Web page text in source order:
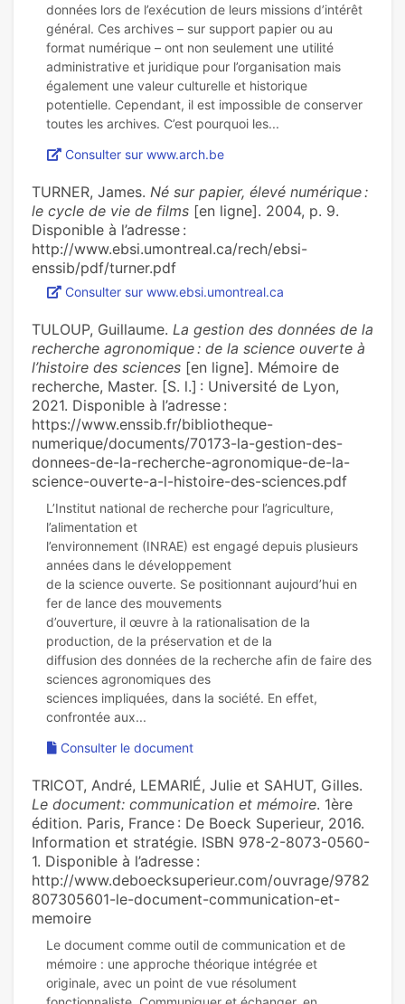
données lors de l’exécution de leurs missions d’intérêt
général. Ces archives – sur support papier ou au
format numérique – ont non seulement une utilité
administrative et juridique pour l’organisation mais
également une valeur culturelle et historique
potentielle. Cependant, il est impossible de conserver
Consulter sur www.arch.be
TURNER, James. Né sur papier, élevé numérique :
le cycle de vie de films [en ligne]. 2004, p. 9.
Disponible à l’adresse :
http://www.ebsi.umontreal.ca/rech/ebsi-
enssib/pdf/turner.pdf
Consulter sur www.ebsi.umontreal.ca
TULOUP, Guillaume. La gestion des données de la
recherche agronomique : de la science ouverte à
l’histoire des sciences [en ligne]. Mémoire de
recherche, Master. [S. l.] : Université de Lyon,
2021. Disponible à l’adresse :
https://www.enssib.fr/bibliotheque-
numerique/documents/70173-la-gestion-des-
donnees-de-la-recherche-agronomique-de-la-
science-ouverte-a-l-histoire-des-sciences.pdf
L’Institut national de recherche pour l’agriculture,
l’alimentation et
l’environnement (INRAE) est engagé depuis plusieurs
années dans le développement
de la science ouverte. Se positionnant aujourd’hui en
fer de lance des mouvements
d’ouverture, il œuvre à la rationalisation de la
production, de la préservation et de la
diffusion des données de la recherche afin de faire des
sciences agronomiques des
sciences impliquées, dans la société. En effet,
Consulter le document
TRICOT, André, LEMARIÉ, Julie et SAHUT, Gilles.
Le document: communication et mémoire. 1ère
édition. Paris, France : De Boeck Superieur, 2016.
Information et stratégie. ISBN 978-2-8073-0560-
1. Disponible à l’adresse :
http://www.deboecksuperieur.com/ouvrage/9782
807305601-le-document-communication-et-
memoire
Le document comme outil de communication et de
mémoire : une approche théorique intégrée et
originale, avec un point de vue résolument